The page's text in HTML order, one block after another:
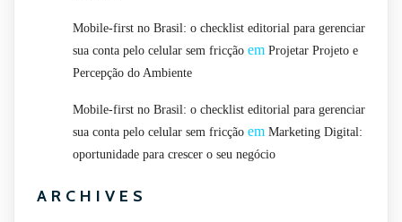
Mobile-first no Brasil: o checklist editorial para gerenciar
sua conta pelo celular sem fricção em Projetar Projeto e
Percepção do Ambiente
Mobile-first no Brasil: o checklist editorial para gerenciar
sua conta pelo celular sem fricção em Marketing Digital:
oportunidade para crescer o seu negócio
ARCHIVES